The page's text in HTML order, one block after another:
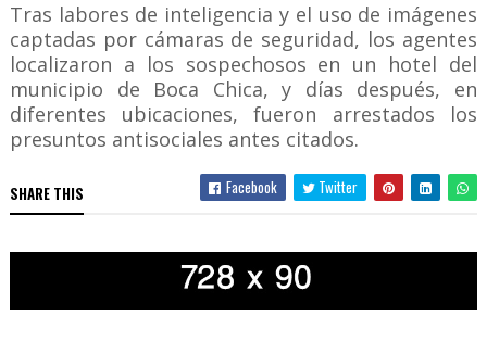
Tras labores de inteligencia y el uso de imágenes
captadas por cámaras de seguridad, los agentes
localizaron a los sospechosos en un hotel del
municipio de Boca Chica, y días después, en
diferentes ubicaciones, fueron arrestados los
presuntos antisociales antes citados.
SHARE THIS Facebook Twitter